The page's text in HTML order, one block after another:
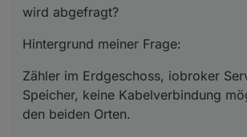
wird abgefragt?
Hintergrund meiner Frage:
Zähler im Erdgeschoss, iobroker
Speicher, keine Kabelverbindung
den beiden Orten.